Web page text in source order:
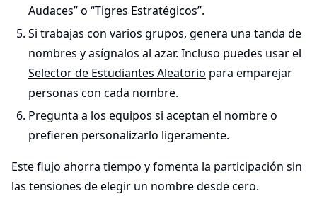
Audaces” o “Tigres Estratégicos”.
Si trabajas con varios grupos, genera una tanda de
nombres y asígnalos al azar. Incluso puedes usar el
Selector de Estudiantes Aleatorio para emparejar
personas con cada nombre.
Pregunta a los equipos si aceptan el nombre o
prefieren personalizarlo ligeramente.
Este flujo ahorra tiempo y fomenta la participación sin
las tensiones de elegir un nombre desde cero.